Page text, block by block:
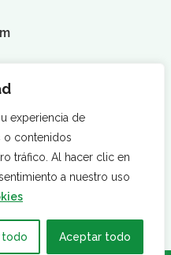
experiencia de
o contenidos
tráfico. Al hacer clic en
a nuestro uso
todo Aceptar todo